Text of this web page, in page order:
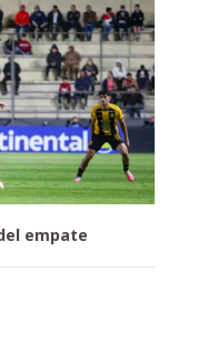
empate